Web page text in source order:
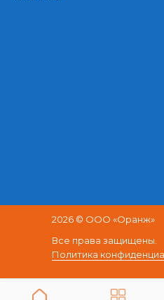
2026 © ООО «Оранж»
Все права защищены.
Политика
Разработка и